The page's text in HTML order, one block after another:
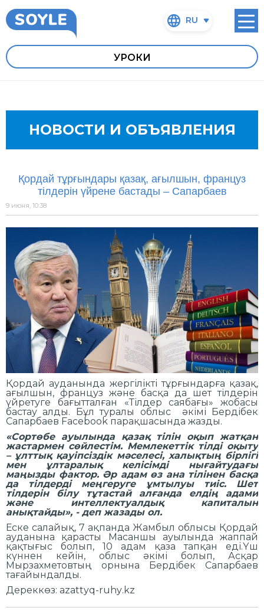
RU
УРОКИ
НОВОСТИ И ОБЪЯВЛЕНИЯ
Қордай тұрғындары қазақ, ағылшын, француз
тілдерін үйрене бастады – Сапарбаев
9 июня, 10:38
Қордай ауданында жергілікті тұрғындарға қазақ,
ағылшын, француз және басқа да шет тілдерін
үйретуге бағытталған «Тілдер саябағы» жобасы
бастау алды. Бұл туралы облыс әкімі Бердібек
Сапарбаев Facebook парақшасында жазды.
«Сортөбе ауылында қазақ тілін оқып жатқан
жастармен сөйлестім. Мемлекеттік тілді оқыту
– ұлттық қауіпсіздік мәселесі, халықтың бірлігі
мен ұлтаралық келісімді нығайтудағы
маңызды фактор. Әр адам өз ана тілінен басқа
да тілдерді меңгеруге ұмтылуы тиіс. Шет
тілдерін білу тұтастай алғанда елдің адами
және интеллектуалдық капиталын
анықтайды», - деп жазады ол.
Еске салайық, 7 ақпанда Жамбыл облысы Қордай
ауданына қарасты Масаншы ауылында жаппай
қақтығыс болып, 10 адам қаза тапқан еді.Үш
күннен кейін, облыс әкімі болып, Асқар
Мырзахметовтың орнына Бердібек Сапарбаев
тағайындалды.
Дереккөз: azattyq-ruhy.kz